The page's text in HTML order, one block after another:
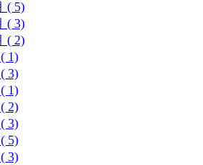
( 5)
( 3)
( 2)
1)
3)
1)
2)
3)
5)
3)